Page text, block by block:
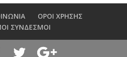
ΟΡΟΙ ΧΡΗΣΗΣ
ΣΥΝΔΕΣΜΟΙ